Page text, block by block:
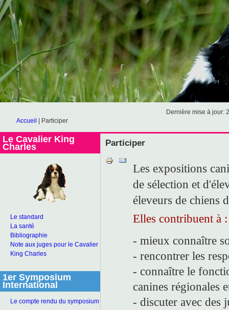
Accueil Participer
Dernière mise à jour:
Le Cavalier King
Charles
Le standard
La santé
Bibliographie
Note aux juges pour le Cavalier
King Charles
1er Symposium
International
Le compte rendu du symposium
Participer
Les expositions
de sélection et
éleveurs de chiens
Elles contribuent à :
- mieux connaître
- rencontrer les
- connaître le
canines régionales
- discuter avec des